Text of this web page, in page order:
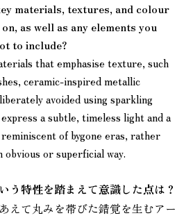
materials, textures, and colour
as well as any elements you
to include?
that emphasise texture, such
ceramic-inspired metallic
avoided using sparkling
a subtle, timeless light and a
of bygone eras, rather
obvious or superficial way.
う特性を踏まえて意識した点は？
えて丸みを帯びた錯覚を生むアー